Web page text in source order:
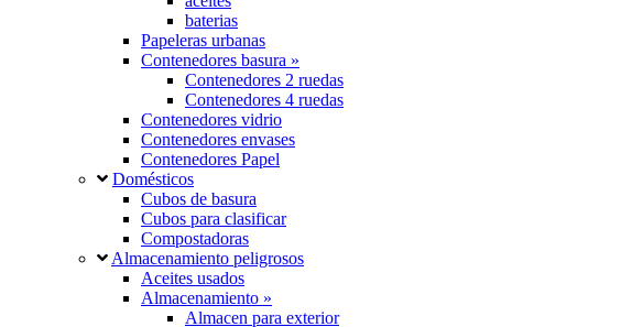
baterias
Papeleras urbanas
Contenedores basura »
Contenedores 2 ruedas
Contenedores 4 ruedas
Contenedores vidrio
Contenedores envases
Contenedores Papel
Domésticos
Cubos de basura
Cubos para clasificar
Compostadoras
Almacenamiento peligrosos
Aceites usados
Almacenamiento »
Almacen para exterior